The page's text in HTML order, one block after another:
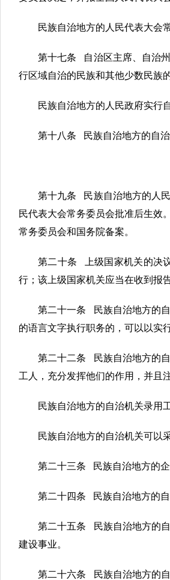
民族自治地方的人民代表大会
第十七条 自治区主席、自治
行区域自治的民族和其他少数民族
民族自治地方的人民政府实行
第十八条 民族自治地方的自
第十九条 民族自治地方的人
民代表大会常务委员会批准后生效
常务委员会和国务院备案。
第二十条 上级国家机关的决
行；该上级国家机关应当在收到报
第二十一条 民族自治地方的
的语言文字执行职务的，可以以实
第二十二条 民族自治地方的
工人，充分发挥他们的作用，并且
民族自治地方的自治机关录用
民族自治地方的自治机关可以
第二十三条 民族自治地方的
第二十四条 民族自治地方的
第二十五条 民族自治地方的
建设事业。
第二十六条 民族自治地方的